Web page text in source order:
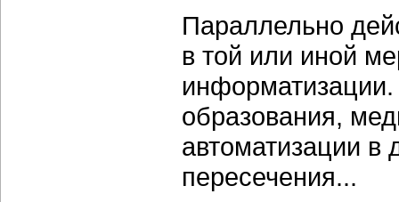
Параллельно
в той или иной
образования,
автоматизации в
пересечения...